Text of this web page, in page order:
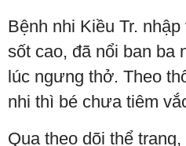
Bệnh nhi Kiều Tr.
sốt cao, đã nổi ban ba
lúc ngưng thở. Theo
nhi thì bé chưa tiêm
Qua theo dõi thể